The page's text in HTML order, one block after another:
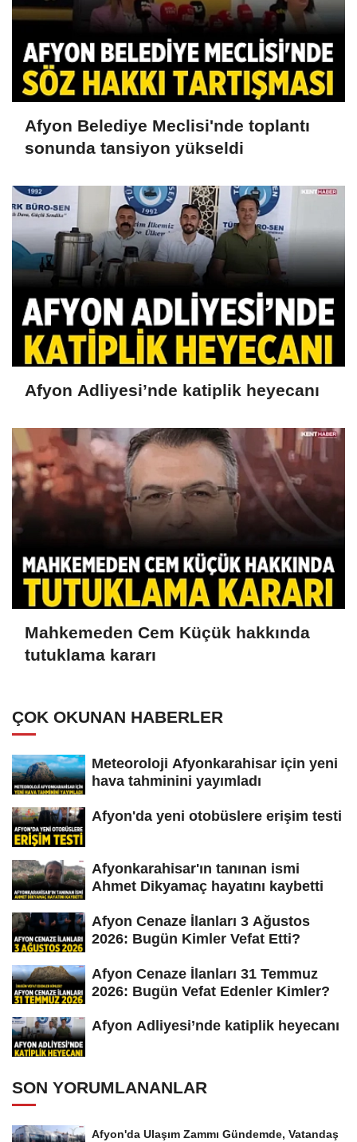
Afyon Belediye Meclisi'nde toplantı
sonunda tansiyon yükseldi
Afyon Adliyesi’nde katiplik heyecanı
Mahkemeden Cem Küçük hakkında
tutuklama kararı
ÇOK OKUNAN HABERLER
Meteoroloji Afyonkarahisar için yeni
hava tahminini yayımladı
Afyon'da yeni otobüslere erişim testi
Afyonkarahisar'ın tanınan ismi
Ahmet Dikyamaç hayatını kaybetti
Afyon Cenaze İlanları 3 Ağustos
2026: Bugün Kimler Vefat Etti?
Afyon Cenaze İlanları 31 Temmuz
2026: Bugün Vefat Edenler Kimler?
Afyon Adliyesi’nde katiplik heyecanı
SON YORUMLANANLAR
Afyon'da Ulaşım Zammı Gündemde, Vatandaş